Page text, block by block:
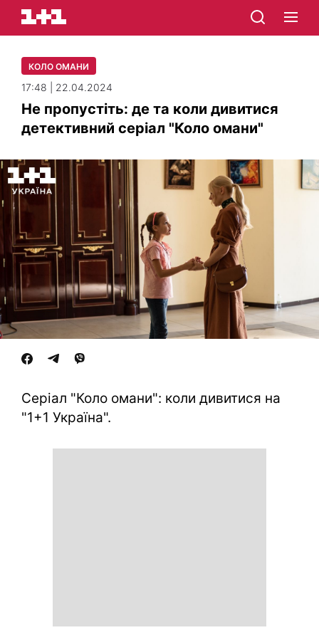
КОЛО ОМАНИ
17:48 | 22.04.2024
Не пропустіть: де та коли дивитися
детективний серіал "Коло омани"
Серіал "Коло омани": коли дивитися на
"1+1 Україна".